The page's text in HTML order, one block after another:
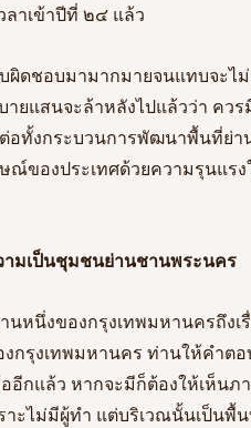
ลาเข้าปีที่ ๒๔ แล้ว
ผิดชอบมามากมายจนแทบจะ
ยแสนจะล้าหลังไปแล้วว่า คว
อทั้งกระบวนการพัฒนาพื้นที่ย่าน
ของประเทศด้วยความรุนแร
ามเป็นชุมชนย่านชานพระนคร
นหนึ่งของกรุงเทพมหานครถึง
กรุงเทพมหานคร ท่านให้คำต
อีกแล้ว หากจะมีก็ต้องให้เห็นภ
าะไม่มีผู้ทำ แต่บริเวณนั้นเป็น